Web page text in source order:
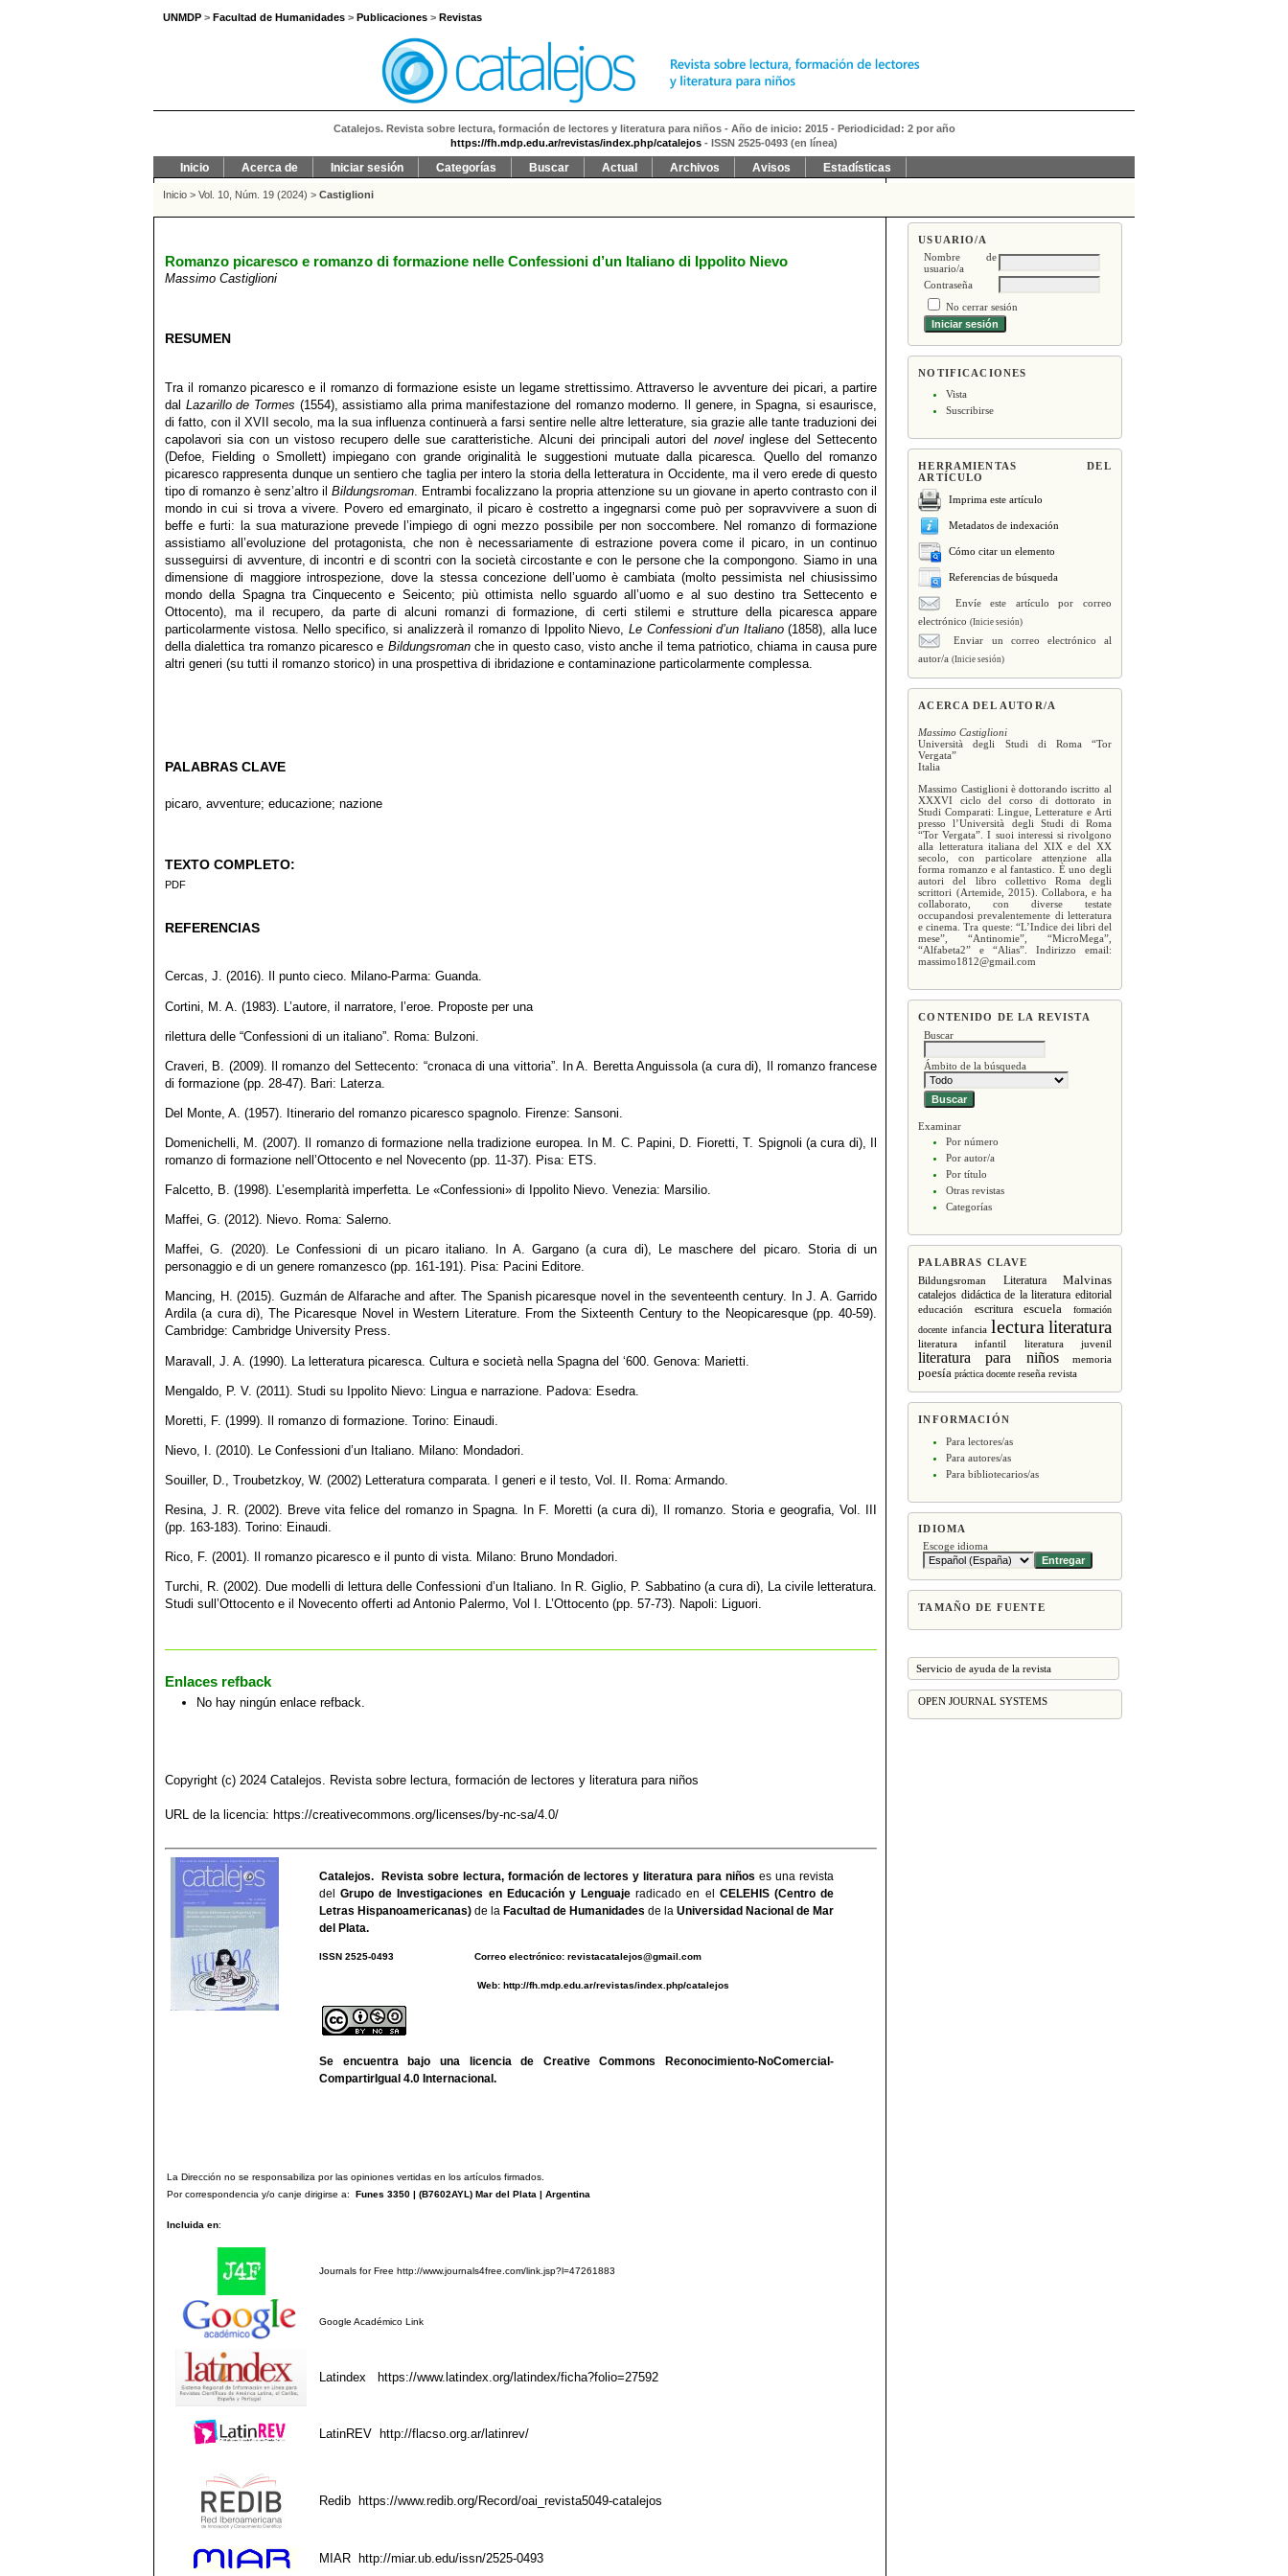
UNMDP > Facultad de Humanidades > Publicaciones > Revistas
Catalejos. Revista sobre lectura, formación de lectores y literatura para niños - Año de inicio: 2015 - Periodicidad: 2 por año
https://fh.mdp.edu.ar/revistas/index.php/catalejos - ISSN 2525-0493 (en línea)
USUARIO/A
Nombre de
usuario/a
Contraseña
No cerrar sesión
NOTIFICACIONES
Vista
Suscribirse
HERRAMIENTAS DEL
ARTÍCULO
Imprima este artículo
Metadatos de indexación
Cómo citar un elemento
Referencias de búsqueda
Envíe este artículo por correo
electrónico(Inicie sesión)
Enviar un correo electrónico al
autor/a(Inicie sesión)
ACERCA DEL AUTOR/A
Massimo Castiglioni
Università degli Studi di Roma “Tor
Vergata”
Italia
Massimo Castiglioni è dottorando iscritto al
XXXVI ciclo del corso di dottorato in
Studi Comparati: Lingue, Letterature e Arti
presso l’Università degli Studi di Roma
“Tor Vergata”. I suoi interessi si rivolgono
alla letteratura italiana del XIX e del XX
secolo, con particolare attenzione alla
forma romanzo e al fantastico. È uno degli
autori del libro collettivo Roma degli
scrittori (Artemide, 2015). Collabora, e ha
collaborato, con diverse testate
occupandosi prevalentemente di letteratura
e cinema. Tra queste: “L’Indice dei libri del
mese”, “Antinomie”, “MicroMega”,
“Alfabeta2” e “Alias”. Indirizzo email:
massimo1812@gmail.com
CONTENIDO DE LA REVISTA
Buscar
Ámbito de la búsqueda
Examinar
Por número
Por autor/a
Por título
Otras revistas
Categorías
PALABRAS CLAVE
Bildungsroman Literatura Malvinas
catalejos didáctica de la literatura editorial
educación escritura escuela
formación
docente infancia lectura literatura
literatura infantil literatura juvenil
literatura para niños memoria
poesía práctica docente reseña revista
INFORMACIÓN
Para lectores/as
Para autores/as
Para bibliotecarios/as
IDIOMA
Escoge idioma
TAMAÑO DE FUENTE
Servicio de ayuda de la revista
OPEN JOURNAL SYSTEMS
Inicio Acerca de Iniciar sesión Categorías Buscar Actual Archivos Avisos Estadísticas
Inicio > Vol. 10, Núm. 19 (2024) > Castiglioni
Romanzo picaresco e romanzo di formazione nelle Confessioni d’un Italiano di Ippolito Nievo
Massimo Castiglioni
RESUMEN
Tra il romanzo picaresco e il romanzo di formazione esiste un legame strettissimo. Attraverso le avventure dei picari, a partire
dal Lazarillo de Tormes (1554), assistiamo alla prima manifestazione del romanzo moderno. Il genere, in Spagna, si esaurisce,
di fatto, con il XVII secolo, ma la sua influenza continuerà a farsi sentire nelle altre letterature, sia grazie alle tante traduzioni dei
capolavori sia con un vistoso recupero delle sue caratteristiche. Alcuni dei principali autori delnovel inglese del Settecento
(Defoe, Fielding o Smollett) impiegano con grande originalità le suggestioni mutuate dalla picaresca. Quello del romanzo
picaresco rappresenta dunque un sentiero che taglia per intero la storia della letteratura in Occidente, ma il vero erede di questo
tipo di romanzo è senz’altro ilBildungsroman . Entrambi focalizzano la propria attenzione su un giovane in aperto contrasto con il
mondo in cui si trova a vivere. Povero ed emarginato, il picaro è costretto a ingegnarsi come può per sopravvivere a suon di
beffe e furti: la sua maturazione prevede l’impiego di ogni mezzo possibile per non soccombere. Nel romanzo di formazione
assistiamo all’evoluzione del protagonista, che non è necessariamente di estrazione povera come il picaro, in un continuo
susseguirsi di avventure, di incontri e di scontri con la società circostante e con le persone che la compongono. Siamo in una
dimensione di maggiore introspezione, dove la stessa concezione dell’uomo è cambiata (molto pessimista nel chiusissimo
mondo della Spagna tra Cinquecento e Seicento; più ottimista nello sguardo all’uomo e al suo destino tra Settecento e
Ottocento), ma il recupero, da parte di alcuni romanzi di formazione, di certi stilemi e strutture della picaresca appare
particolarmente vistosa. Nello specifico, si analizzerà il romanzo di Ippolito Nievo, Le Confessioni d’un Italiano(1858), alla luce
della dialettica tra romanzo picaresco e Bildungsromanche in questo caso, visto anche il tema patriotico, chiama in causa pure
altri generi (su tutti il romanzo storico) in una prospettiva di ibridazione e contaminazione particolarmente complessa.
PALABRAS CLAVE
picaro, avventure; educazione; nazione
TEXTO COMPLETO:
PDF
REFERENCIAS
Cercas, J. (2016). Il punto cieco. Milano-Parma: Guanda.
Cortini, M. A. (1983). L’autore, il narratore, l’eroe. Proposte per una
rilettura delle “Confessioni di un italiano”. Roma: Bulzoni.
Craveri, B. (2009). Il romanzo del Settecento: “cronaca di una vittoria”. In A. Beretta Anguissola (a cura di), Il romanzo francese
di formazione (pp. 28-47). Bari: Laterza.
Del Monte, A. (1957). Itinerario del romanzo picaresco spagnolo. Firenze: Sansoni.
Domenichelli, M. (2007). Il romanzo di formazione nella tradizione europea. In M. C. Papini, D. Fioretti, T. Spignoli (a cura di), Il
romanzo di formazione nell’Ottocento e nel Novecento (pp. 11-37). Pisa: ETS.
Falcetto, B. (1998). L’esemplarità imperfetta. Le «Confessioni» di Ippolito Nievo. Venezia: Marsilio.
Maffei, G. (2012). Nievo. Roma: Salerno.
Maffei, G. (2020). Le Confessioni di un picaro italiano. In A. Gargano (a cura di), Le maschere del picaro. Storia di un
personaggio e di un genere romanzesco (pp. 161-191). Pisa: Pacini Editore.
Mancing, H. (2015). Guzmán de Alfarache and after. The Spanish picaresque novel in the seventeenth century. In J. A. Garrido
Ardila (a cura di), The Picaresque Novel in Western Literature. From the Sixteenth Century to the Neopicaresque (pp. 40-59).
Cambridge: Cambridge University Press.
Maravall, J. A. (1990). La letteratura picaresca. Cultura e società nella Spagna del ‘600. Genova: Marietti.
Mengaldo, P. V. (2011). Studi su Ippolito Nievo: Lingua e narrazione. Padova: Esedra.
Moretti, F. (1999). Il romanzo di formazione. Torino: Einaudi.
Nievo, I. (2010). Le Confessioni d’un Italiano. Milano: Mondadori.
Souiller, D., Troubetzkoy, W. (2002) Letteratura comparata. I generi e il testo, Vol. II. Roma: Armando.
Resina, J. R. (2002). Breve vita felice del romanzo in Spagna. In F. Moretti (a cura di), Il romanzo. Storia e geografia, Vol. III
(pp. 163-183). Torino: Einaudi.
Rico, F. (2001). Il romanzo picaresco e il punto di vista. Milano: Bruno Mondadori.
Turchi, R. (2002). Due modelli di lettura delle Confessioni d’un Italiano. In R. Giglio, P. Sabbatino (a cura di), La civile letteratura.
Studi sull’Ottocento e il Novecento offerti ad Antonio Palermo, Vol I. L’Ottocento (pp. 57-73). Napoli: Liguori.
Enlaces refback
No hay ningún enlace refback.
Copyright (c) 2024 Catalejos. Revista sobre lectura, formación de lectores y literatura para niños
URL de la licencia: https://creativecommons.org/licenses/by-nc-sa/4.0/
Catalejos. Revista sobre lectura, formación de lectores y literatura para niños es una revista
del
Grupo de Investigaciones en Educación y Lenguaje radicado en el CELEHIS (Centro de
Letras Hispanoamericanas) de la Facultad de Humanidades de la Universidad Nacional de Mar
del Plata.
ISSN 2525-0493 Correo electrónico: revistacatalejos@gmail.com
Web: http://fh.mdp.edu.ar/revistas/index.php/catalejos
Se encuentra bajo una
licencia de Creative Commons Reconocimiento-NoComercial-
CompartirIgual 4.0 Internacional .
La Dirección no se responsabiliza por las opiniones vertidas en los artículos firmados.
Por correspondencia y/o canje dirigirse a: Funes 3350 | (B7602AYL) Mar del Plata | Argentina
Incluida en:
Journals for Free http://www.journals4free.com/link.jsp?l=47261883
Google Académico Link
Latindex https://www.latindex.org/latindex/ficha?folio=27592
LatinREV http://flacso.org.ar/latinrev/
Redib https://www.redib.org/Record/oai_revista5049-catalejos
MIAR http://miar.ub.edu/issn/2525-0493